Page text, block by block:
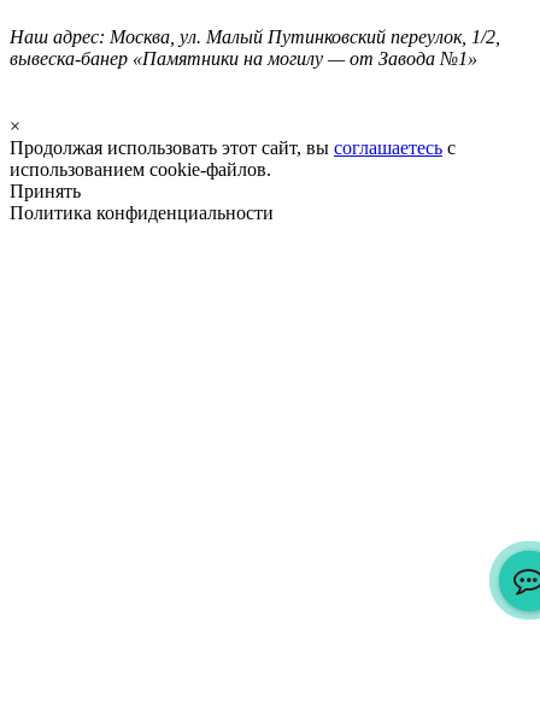
Наш адрес: Москва, ул. Малый Путинковский переулок, 1/2,
вывеска-банер «Памятники на могилу — от Завода №1»
×
Продолжая использовать этот сайт, вы соглашаетесь с
использованием cookie-файлов.
Принять
Политика конфиденциальности